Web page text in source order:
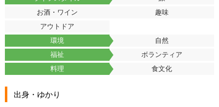
お酒・ワイン
趣味
アウトドア
環境
自然
福祉
ボランティア
料理
食文化
出身・ゆかり